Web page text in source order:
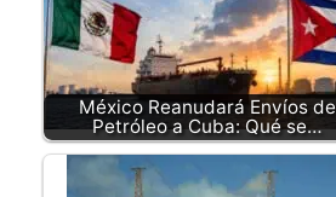
México Reanudará Envíos de
Petróleo a Cuba: Qué se…